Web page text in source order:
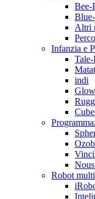
Bee-
Altri
Infanzia e
indi
Robot